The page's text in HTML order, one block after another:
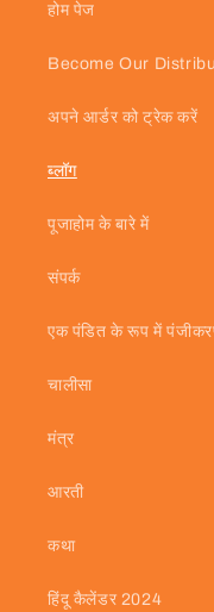
होम पेज
Become Our
अपने आर्डर को ट्रेक करें
ब्लॉग
पूजाहोम के बारे में
संपर्क
एक पंडित के रूप में
चालीसा
मंत्र
आरती
कथा
हिंदू कैलेंडर 2024